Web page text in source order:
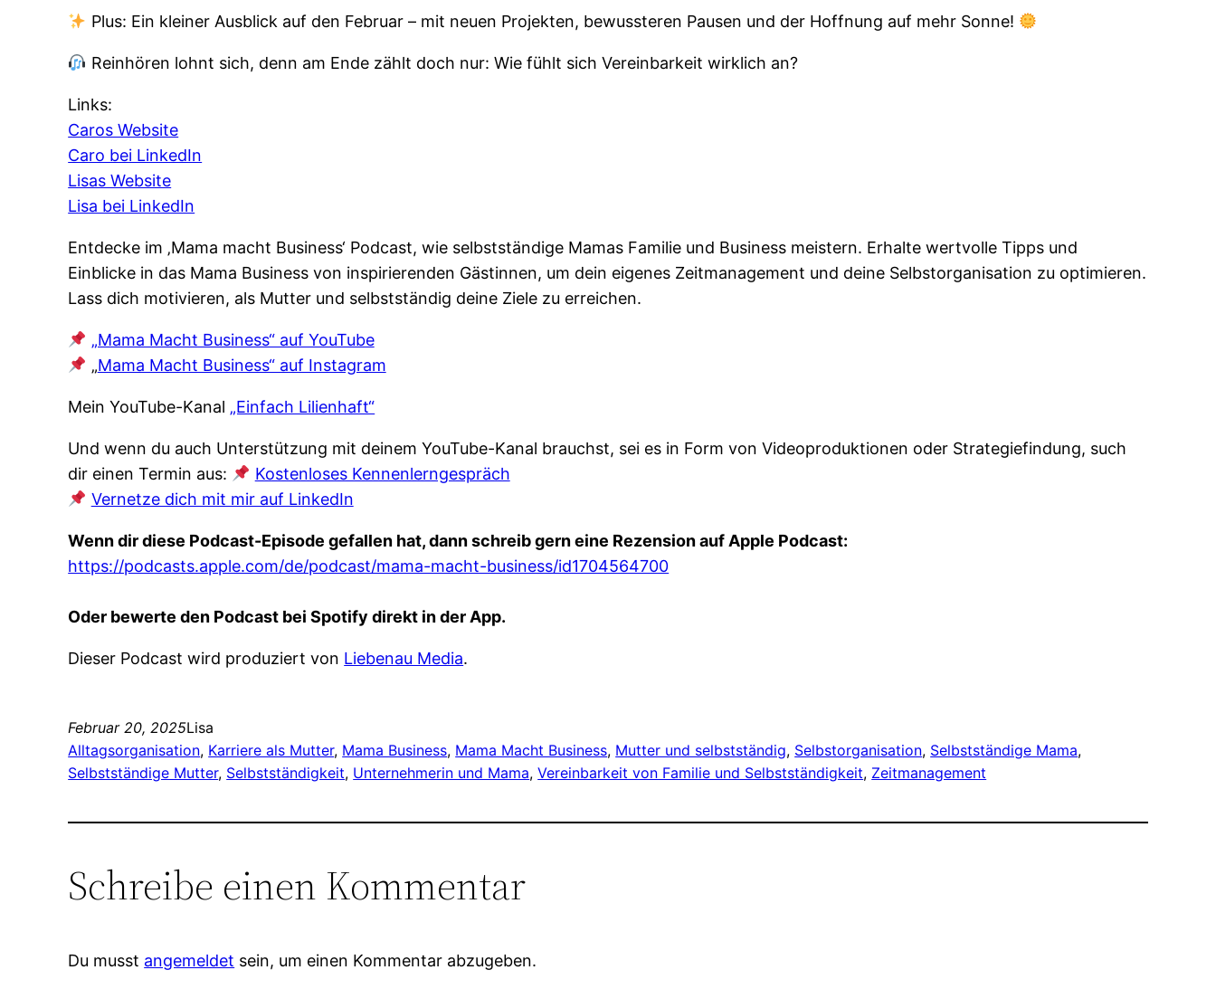
Plus: Ein kleiner Ausblick auf den Februar – mit neuen Projekten, bewussteren Pausen und der Hoffnung auf mehr Sonne!
Reinhören lohnt sich, denn am Ende zählt doch nur: Wie fühlt sich Vereinbarkeit wirklich an?
Links:
Caros Website
Caro bei LinkedIn
Lisas Website
Lisa bei LinkedIn
Entdecke im ‚Mama macht Business‘ Podcast, wie selbstständige Mamas Familie und Business meistern. Erhalte wertvolle Tipps und
Einblicke in das Mama Business von inspirierenden Gästinnen, um dein eigenes Zeitmanagement und deine Selbstorganisation zu optimieren.
Lass dich motivieren, als Mutter und selbstständig deine Ziele zu erreichen.
„Mama Macht Business“ auf YouTube
„Mama Macht Business“ auf Instagram
Mein YouTube-Kanal „Einfach Lilienhaft“
Und wenn du auch Unterstützung mit deinem YouTube-Kanal brauchst, sei es in Form von Videoproduktionen oder Strategiefindung, such
dir einen Termin aus:
Kostenloses Kennenlerngespräch
Vernetze dich mit mir auf LinkedIn
Wenn dir diese Podcast-Episode gefallen hat, dann schreib gern eine Rezension auf Apple Podcast:
https://podcasts.apple.com/de/podcast/mama-macht-business/id1704564700
Oder bewerte den Podcast bei Spotify direkt in der App.
Dieser Podcast wird produziert von Liebenau Media.
Februar 20, 2025Lisa
Alltagsorganisation, Karriere als Mutter, Mama Business, Mama Macht Business, Mutter und selbstständig, Selbstorganisation, Selbstständige Mama
Selbstständige Mutter, Selbstständigkeit, Unternehmerin und Mama, Vereinbarkeit von Familie und Selbstständigkeit, Zeitmanagement
Schreibe einen Kommentar
Du musst angemeldet sein, um einen Kommentar abzugeben.